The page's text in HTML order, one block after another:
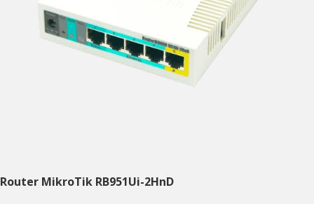
Router MikroTik RB951Ui-2HnD